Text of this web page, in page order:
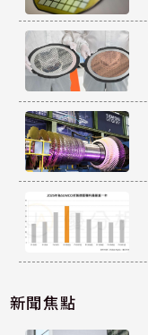
新聞焦點